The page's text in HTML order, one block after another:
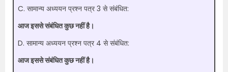
C. सामान्य अध्ययन प्रश्न पत्र 3 से संबंधित:
आज इससे संबंधित कुछ नहीं है।
D. सामान्य अध्ययन प्रश्न पत्र 4 से संबंधित:
आज इससे संबंधित कुछ नहीं है।